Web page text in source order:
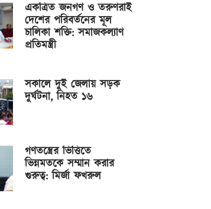
একত্রিত জনগণ ও তরুণরাই
দেশের পরিবর্তনের মূল
চালিকা শক্তি: সমাজকল্যাণ
প্রতিমন্ত্রী
সকালে দুই জেলায় সড়ক
দুর্ঘটনা, নিহত ১৬
গণতন্ত্রের ভিত্তিতে
ভিন্নমতকে সম্মান করার
গুরুত্ব: মির্জা ফখরুল